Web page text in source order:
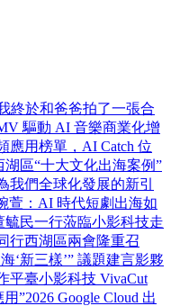
終於和爸爸拍了一張合
驅動 AI 音樂商業化增
應用榜單，AI Catch 位
區“十大文化出海案例”
們全球化發展的新引
萱：AI 時代短劇出海如
毓民一行蒞臨小影科技走
行西湖區兩會隆重召
‘新三樣’” 議題建言影夥
平臺小影科技 VivaCut
用”2026 Google Cloud 出